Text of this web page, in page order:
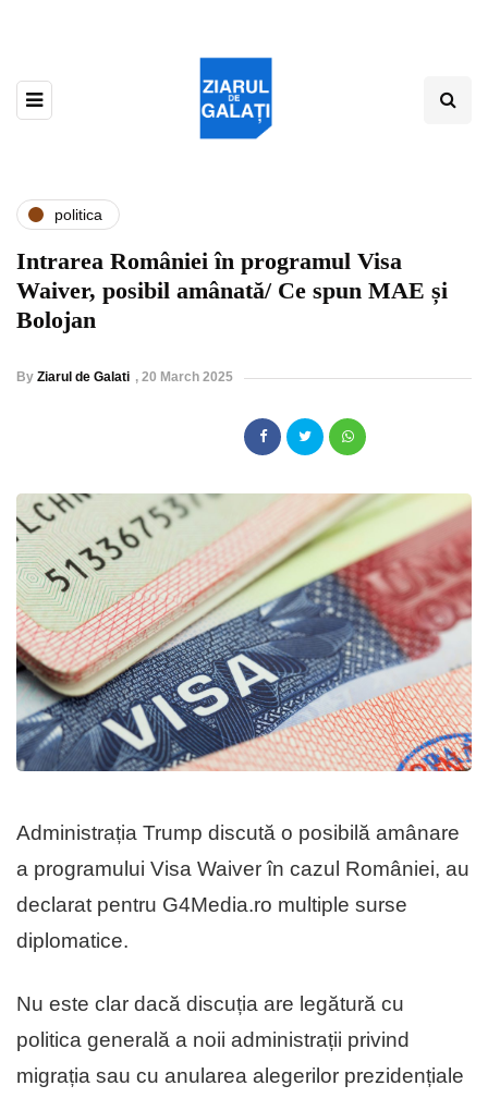
politica
Intrarea României în programul Visa
Waiver, posibil amânată/ Ce spun MAE și
Bolojan
By Ziarul de Galati , 20 March 2025
Administrația Trump discută o posibilă amânare
a programului Visa Waiver în cazul României, au
declarat pentru G4Media.ro multiple surse
diplomatice.
Nu este clar dacă discuția are legătură cu
politica generală a noii administrații privind
migrația sau cu anularea alegerilor prezidențiale